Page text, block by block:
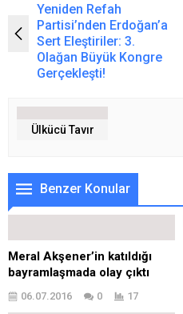
Yeniden Refah
Partisi’nden Erdoğan’a
Sert Eleştiriler: 3.
Olağan Büyük Kongre
Gerçekleşti!
Ülkücü Tavır
Benzer Konular
Meral Akşener’in katıldığı
bayramlaşmada olay çıktı
06.07.2016 0 17